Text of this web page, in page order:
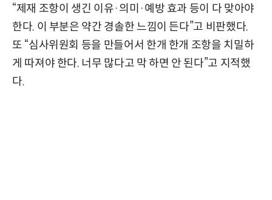
“제재 조항이 생긴 이유·의미·예방 효과 등이 다 맞아야
한다. 이 부분은 약간 경솔한 느낌이 든다”고 비판했다.
또 “심사위원회 등을 만들어서 한개 한개 조항을 치밀하
게 따져야 한다. 너무 많다고 막 하면 안 된다”고 지적했
다.